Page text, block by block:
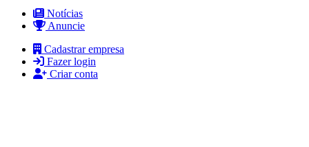
Notícias
Anuncie
Cadastrar empresa
Fazer login
Criar conta